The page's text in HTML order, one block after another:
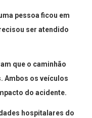
pessoa ficou em
ser atendido
que o caminhão
Ambos os veículos
do acidente.
hospitalares do